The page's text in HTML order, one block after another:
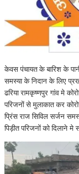
केवस पंचायत के बारिश के
समस्या के निदान के लिए
ढरिया रामकृष्णपुर गांव मे
परिजनों से मुलाकात कर
प्रिंस राज सिविल सर्जन
पिड़ीत परिजनों को दिलाने